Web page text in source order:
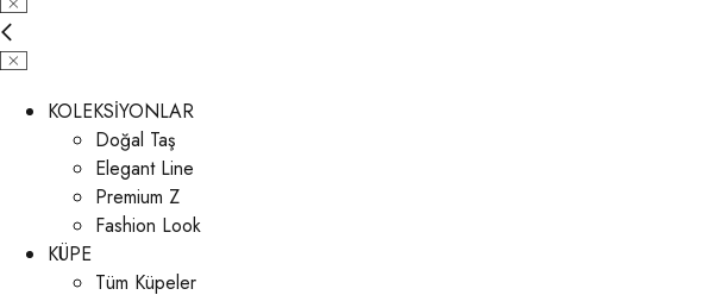
KOLEKSİYONLAR
Doğal Taş
Elegant Line
Premium Z
Fashion Look
KÜPE
Tüm Küpeler